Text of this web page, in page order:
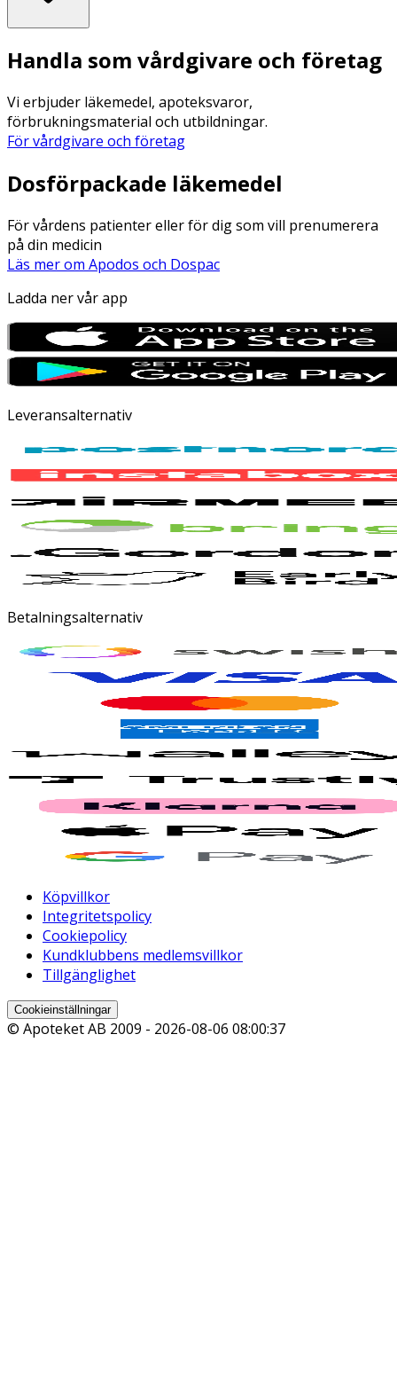
Handla som vårdgivare och företag
Vi erbjuder läkemedel, apoteksvaror,
förbrukningsmaterial och utbildningar.
För vårdgivare och företag
Dosförpackade läkemedel
För vårdens patienter eller för dig som vill prenumerera
på din medicin
Läs mer om Apodos och Dospac
Ladda ner vår app
Leveransalternativ
Betalningsalternativ
Köpvillkor
Integritetspolicy
Cookiepolicy
Kundklubbens medlemsvillkor
Tillgänglighet
Cookieinställningar
© Apoteket AB 2009 - 2026-08-06 08:00:37